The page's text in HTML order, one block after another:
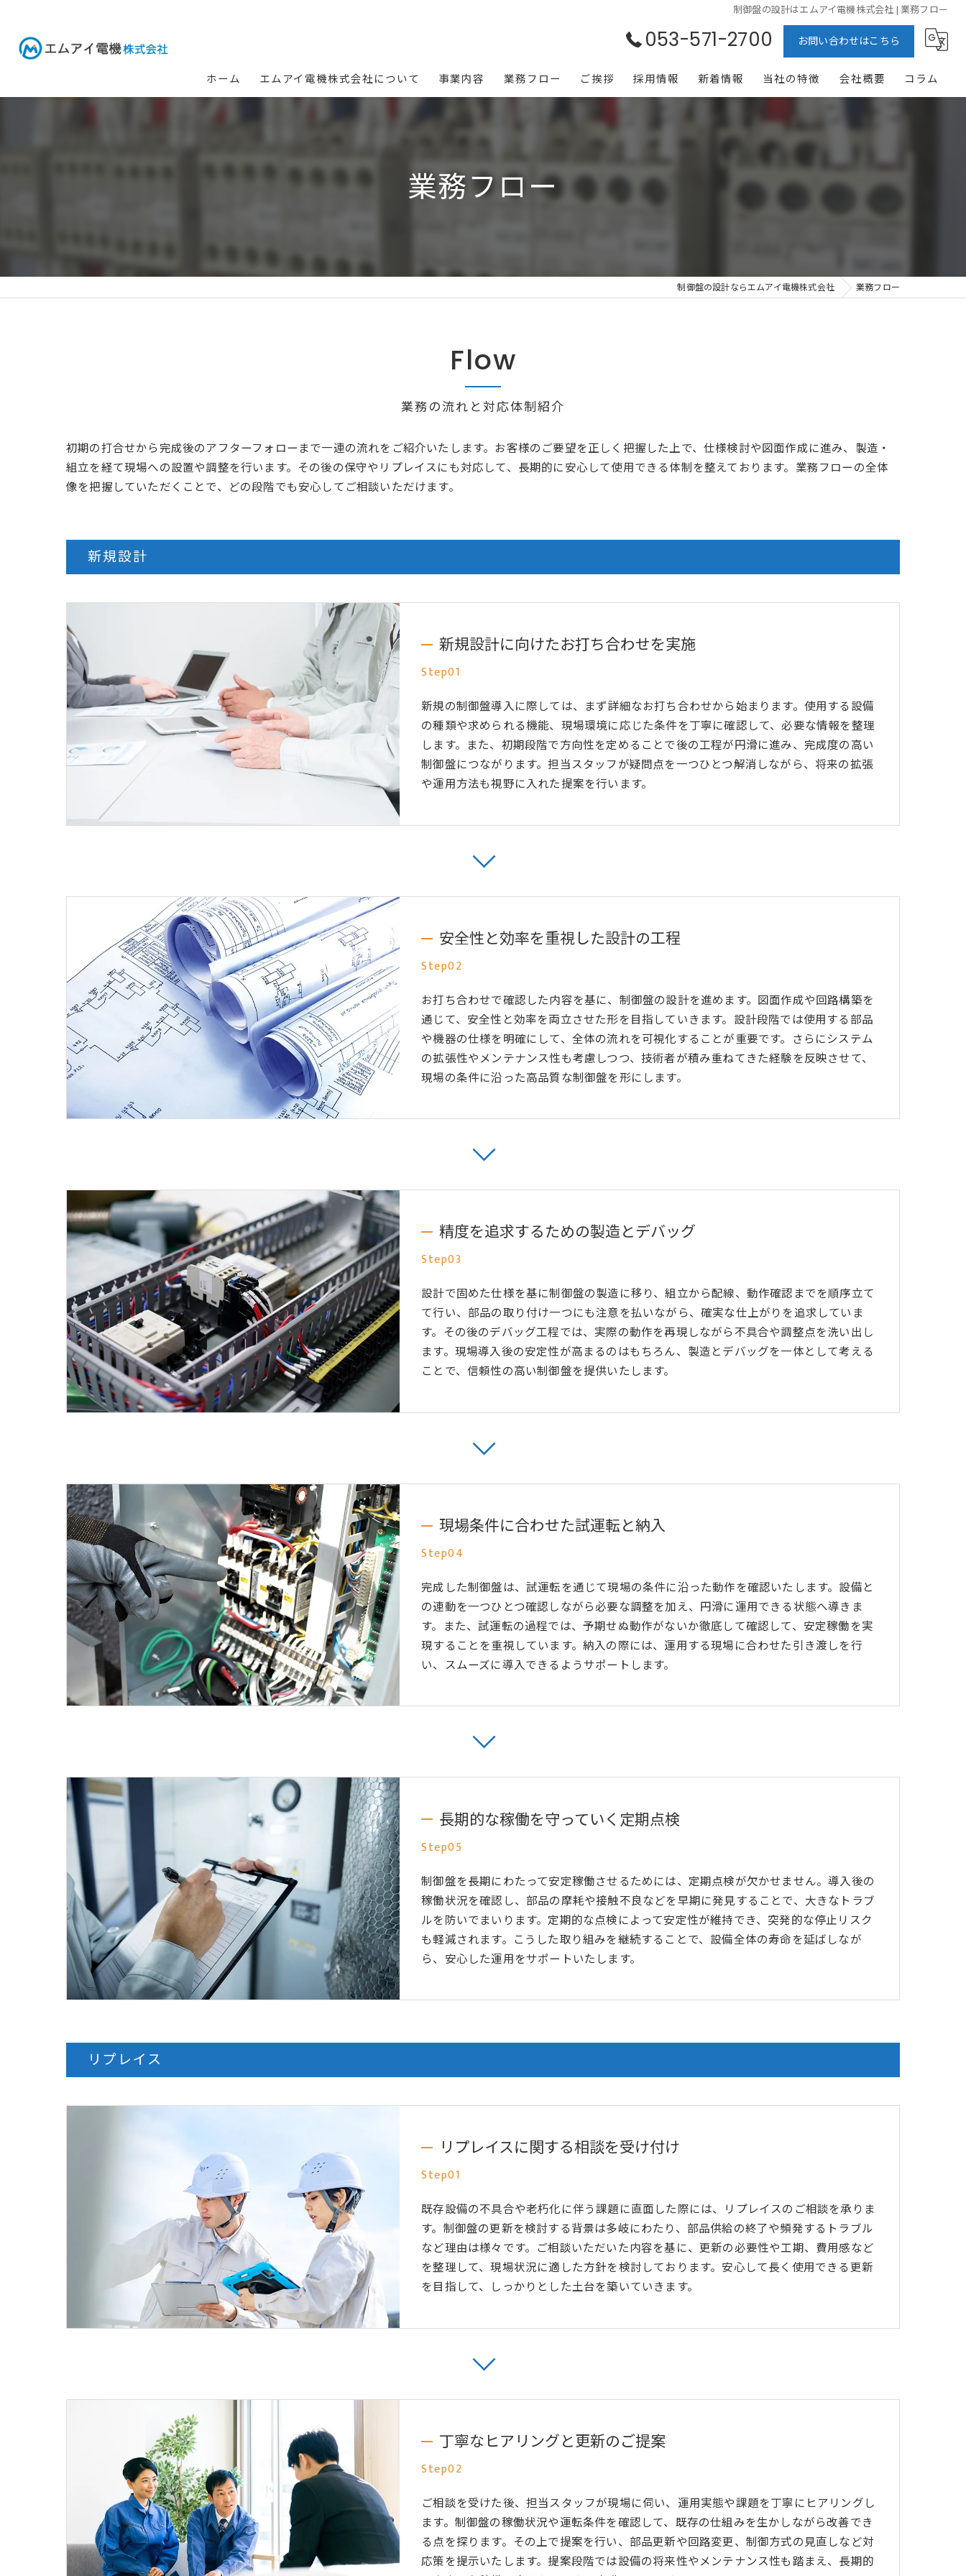
制御盤の設計はエムアイ電機株式会社 | 業務フロー
053-571-2700 お問い合わせはこちら
ホーム エムアイ電機株式会社について 事業内容 業務フロー ご挨拶 採用情報 新着情報 当社の特徴
配線
会社概要 コラム
業務フロー
制御盤の設計ならエムアイ電機株式会社 業務フロー
業務の流れと対応体制紹介
Flow
初期の打合せから完成後のアフターフォローまで一連の流れをご紹介いたします。お客様のご要望を正しく把握した上で、仕様検討や図面作成に進み、製造・
組立を経て現場への設置や調整を行います。その後の保守やリプレイスにも対応して、長期的に安心して使用できる体制を整えております。業務フローの全体
像を把握していただくことで、どの段階でも安心してご相談いただけます。
新規設計
新規設計に向けたお打ち合わせを実施
Step01
新規の制御盤導入に際しては、まず詳細なお打ち合わせから始まります。使用する設備
の種類や求められる機能、現場環境に応じた条件を丁寧に確認して、必要な情報を整理
します。また、初期段階で方向性を定めることで後の工程が円滑に進み、完成度の高い
制御盤につながります。担当スタッフが疑問点を一つひとつ解消しながら、将来の拡張
や運用方法も視野に入れた提案を行います。
安全性と効率を重視した設計の工程
Step02
お打ち合わせで確認した内容を基に、制御盤の設計を進めます。図面作成や回路構築を
通じて、安全性と効率を両立させた形を目指していきます。設計段階では使用する部品
や機器の仕様を明確にして、全体の流れを可視化することが重要です。さらにシステム
の拡張性やメンテナンス性も考慮しつつ、技術者が積み重ねてきた経験を反映させて、
現場の条件に沿った高品質な制御盤を形にします。
精度を追求するための製造とデバッグ
Step03
設計で固めた仕様を基に制御盤の製造に移り、組立から配線、動作確認までを順序立て
て行い、部品の取り付け一つにも注意を払いながら、確実な仕上がりを追求していま
す。その後のデバッグ工程では、実際の動作を再現しながら不具合や調整点を洗い出し
ます。現場導入後の安定性が高まるのはもちろん、製造とデバッグを一体として考える
ことで、信頼性の高い制御盤を提供いたします。
現場条件に合わせた試運転と納入
Step04
完成した制御盤は、試運転を通じて現場の条件に沿った動作を確認いたします。設備と
の連動を一つひとつ確認しながら必要な調整を加え、円滑に運用できる状態へ導きま
す。また、試運転の過程では、予期せぬ動作がないか徹底して確認して、安定稼働を実
現することを重視しています。納入の際には、運用する現場に合わせた引き渡しを行
い、スムーズに導入できるようサポートします。
長期的な稼働を守っていく定期点検
Step05
制御盤を長期にわたって安定稼働させるためには、定期点検が欠かせません。導入後の
稼働状況を確認し、部品の摩耗や接触不良などを早期に発見することで、大きなトラブ
ルを防いでまいります。定期的な点検によって安定性が維持でき、突発的な停止リスク
も軽減されます。こうした取り組みを継続することで、設備全体の寿命を延ばしなが
ら、安心した運用をサポートいたします。
リプレイス
リプレイスに関する相談を受け付け
Step01
既存設備の不具合や老朽化に伴う課題に直面した際には、リプレイスのご相談を承りま
す。制御盤の更新を検討する背景は多岐にわたり、部品供給の終了や頻発するトラブル
など理由は様々です。ご相談いただいた内容を基に、更新の必要性や工期、費用感など
を整理して、現場状況に適した方針を検討しております。安心して長く使用できる更新
を目指して、しっかりとした土台を築いていきます。
丁寧なヒアリングと更新のご提案
Step02
ご相談を受けた後、担当スタッフが現場に伺い、運用実態や課題を丁寧にヒアリングし
ます。制御盤の稼働状況や運転条件を確認して、既存の仕組みを生かしながら改善でき
る点を探ります。その上で提案を行い、部品更新や回路変更、制御方式の見直しなど対
応策を提示いたします。提案段階では設備の将来性やメンテナンス性も踏まえ、長期的